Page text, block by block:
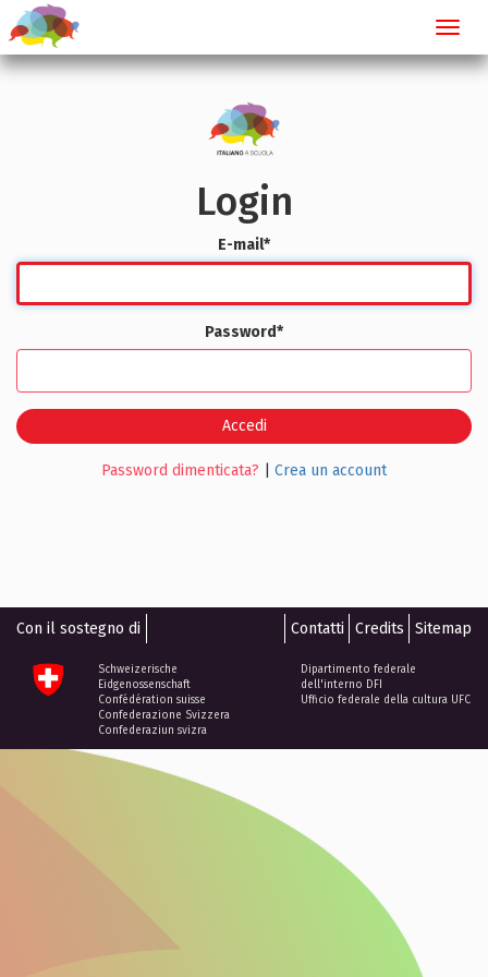
Login
E-mail*
Password*
Accedi
Password dimenticata? Crea un account
Con il sostegno di Contatti Credits Sitemap
Schweizerische
Eidgenossenschaft
Confédération suisse
Confederazione Svizzera
Confederaziun svizra
Dipartimento federale
dell'interno DFI
Ufficio federale della cultura UFC